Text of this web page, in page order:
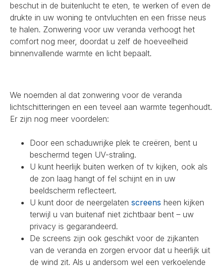
beschut in de buitenlucht te eten, te werken of even de
drukte in uw woning te ontvluchten en een frisse neus
te halen. Zonwering voor uw veranda verhoogt het
comfort nog meer, doordat u zelf de hoeveelheid
binnenvallende warmte en licht bepaalt.
We noemden al dat zonwering voor de veranda
lichtschitteringen en een teveel aan warmte tegenhoudt.
Er zijn nog meer voordelen:
Door een schaduwrijke plek te creëren, bent u
beschermd tegen UV-straling.
U kunt heerlijk buiten werken of tv kijken, ook als
de zon laag hangt of fel schijnt en in uw
beeldscherm reflecteert.
U kunt door de neergelaten screens heen kijken
terwijl u van buitenaf niet zichtbaar bent – uw
privacy is gegarandeerd.
De screens zijn ook geschikt voor de zijkanten
van de veranda en zorgen ervoor dat u heerlijk uit
de wind zit. Als u andersom wel een verkoelende